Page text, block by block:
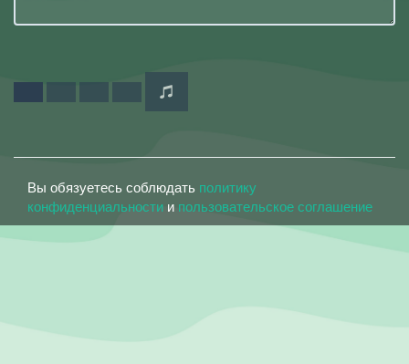
Вы обязуетесь соблюдать политику
конфиденциальности и пользовательское соглашение